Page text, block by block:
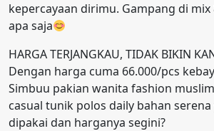
kepercayaan dirimu. Gampang di
apa saja
HARGA TERJANGKAU, TIDAK BIKIN
Dengan harga cuma 66.000/pcs
Simbuu pakian wanita fashion
casual tunik polos daily bahan
dipakai dan harganya segini?